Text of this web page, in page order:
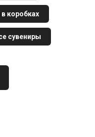
коробках
сувениры